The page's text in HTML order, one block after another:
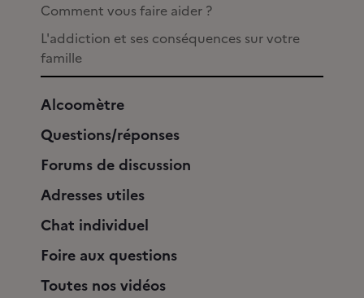
Comment vous faire aider ?
L'addiction et ses conséquences sur votre
famille
Alcoomètre
Questions/réponses
Forums de discussion
Adresses utiles
Chat individuel
Foire aux questions
Toutes nos vidéos